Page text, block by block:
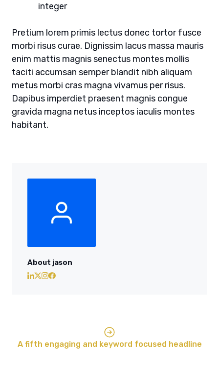
integer
Pretium lorem primis lectus donec tortor fusce
morbi risus curae. Dignissim lacus massa mauris
enim mattis magnis senectus montes mollis
taciti accumsan semper blandit nibh aliquam
metus morbi cras magna vivamus per risus.
Dapibus imperdiet praesent magnis congue
gravida magna netus inceptos iaculis montes
habitant.
About jason
A fifth engaging and keyword focused headline